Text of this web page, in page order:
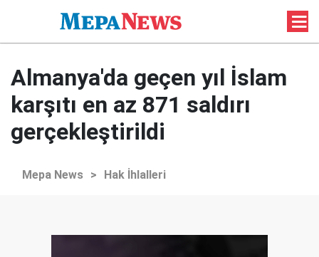
Almanya'da geçen yıl İslam
karşıtı en az 871 saldırı
gerçekleştirildi
Mepa News > Hak İhlalleri